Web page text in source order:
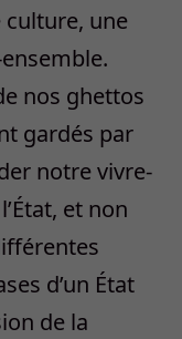
une
nos ghettos
gardés par
notre vivre-
et non
d’un État
de la